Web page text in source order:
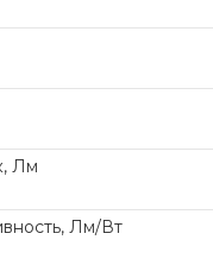
Лм
Лм/Вт